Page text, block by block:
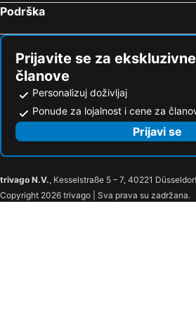
Podrška
Prijavite se za
članove
Personalizuj doživljaj
Ponude za lojalnost i cene za
Prijavi se
trivago N.V., Kesselstraße 5 – 7, 40221
Copyright 2026 trivago | Sva prava su zadržana.